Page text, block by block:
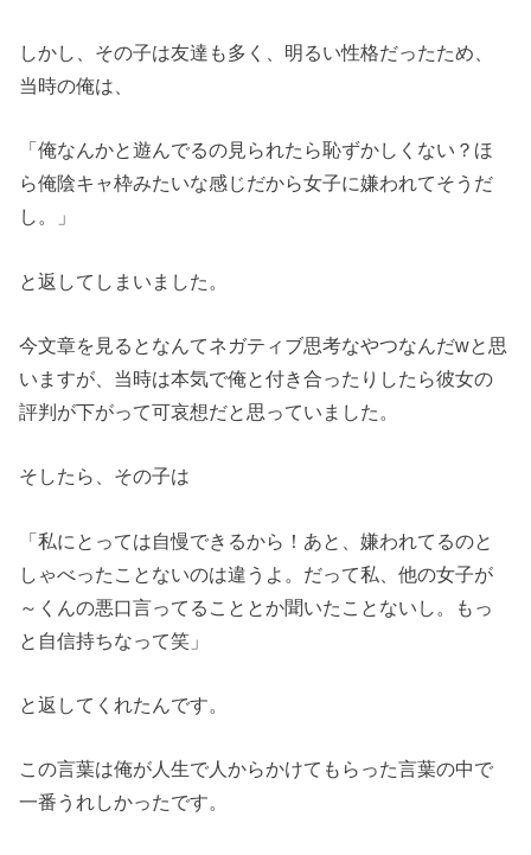
しかし、その子は友達も多く、明るい性格だったため、
当時の俺は、
「俺なんかと遊んでるの見られたら恥ずかしくない？ほ
ら俺陰キャ枠みたいな感じだから女子に嫌われてそうだ
し。」
と返してしまいました。
今文章を見るとなんてネガティブ思考なやつなんだwと思
いますが、当時は本気で俺と付き合ったりしたら彼女の
評判が下がって可哀想だと思っていました。
そしたら、その子は
「私にとっては自慢できるから！あと、嫌われてるのと
しゃべったことないのは違うよ。だって私、他の女子が
～くんの悪口言ってることとか聞いたことないし。もっ
と自信持ちなって笑」
と返してくれたんです。
この言葉は俺が人生で人からかけてもらった言葉の中で
一番うれしかったです。